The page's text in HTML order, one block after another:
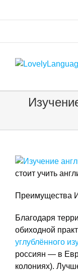
стоит учить
Преимущества
Благодаря
обиходной
углублённого
россиян — в
колониях).